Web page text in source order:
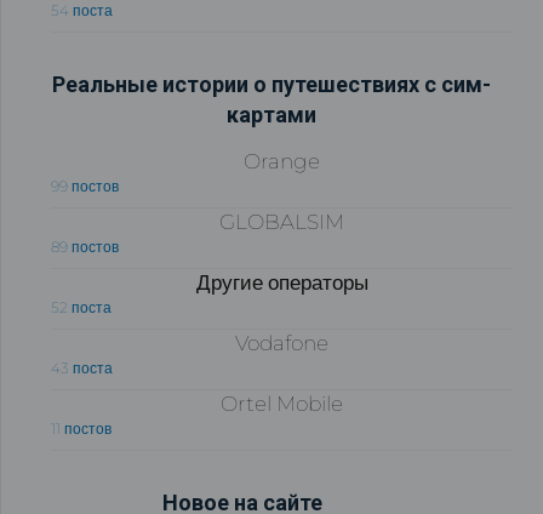
54 поста
Реальные истории о путешествиях с сим-
картами
Orange
99 постов
GLOBALSIM
89 постов
Другие операторы
52 поста
Vodafone
43 поста
Ortel Mobile
11 постов
Новое на сайте